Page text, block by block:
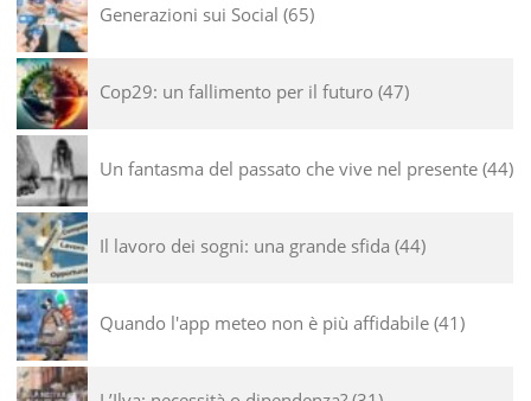
Generazioni sui Social 65
Cop29: un fallimento per il futuro 47
Un fantasma del passato che vive nel presente 44
Il lavoro dei sogni: una grande sfida 44
Quando l'app meteo non è più affidabile 41